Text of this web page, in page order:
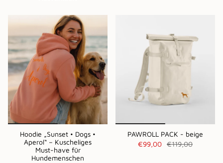
Hoodie „Sunset • Dogs •
Aperol“ – Kuscheliges
Must-have für
Hundemenschen
PAWROLL PACK - beige
€99,00 €119,00